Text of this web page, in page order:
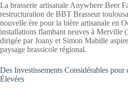
La brasserie artisanale Anywhere Beer
restructuration de BBT Brasseur
nouvelle ère pour la bière artisanale en
installations flambant neuves à Merville
dirigée par Joany et Simon Mabille
paysage brassicole régional.
Des Investissements Considérables pour
Élevées